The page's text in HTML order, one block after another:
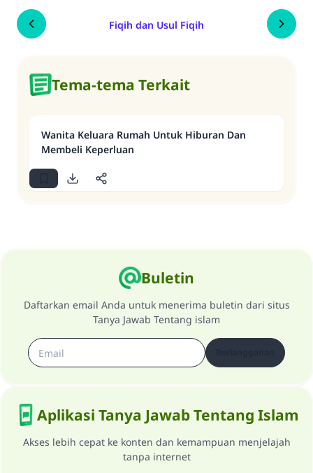
Fiqih dan Usul Fiqih
Tema-tema Terkait
Wanita Keluara Rumah Untuk Hiburan Dan
Membeli Keperluan
Buletin
Daftarkan email Anda untuk menerima buletin dari situs
Tanya Jawab Tentang islam
Aplikasi Tanya Jawab Tentang Islam
Akses lebih cepat ke konten dan kemampuan menjelajah
tanpa internet